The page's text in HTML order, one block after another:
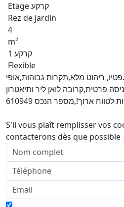
Etage קרקע
Rez de jardin
4
m²
קרקע 1
Flexible
ריהוט מלא,תקרות גבוהות,אופי
פרטית,קרובה לואן ליר ותיאטרון
לטווח ארוך!,מספר הנכס 610949
S'il vous plaît remplisser vos
contacterons dès que possible